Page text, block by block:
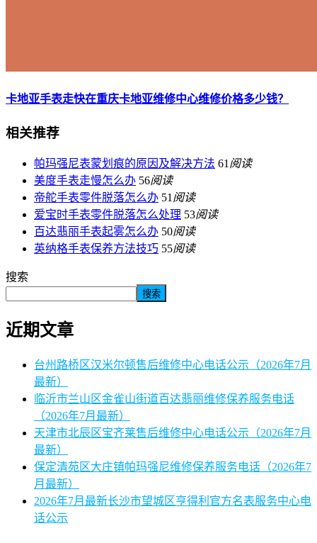
卡地亚手表走快在重庆卡地亚维修中心维修价格多少钱？
相关推荐
帕玛强尼表蒙划痕的原因及解决方法 61 阅读
美度手表走慢怎么办 56阅读
帝舵手表零件脱落怎么办 51 阅读
爱宝时手表零件脱落怎么处理 53阅读
百达翡丽手表起雾怎么办 50阅读
英纳格手表保养方法技巧 55阅读
搜索
搜索
近期文章
台州路桥区汉米尔顿售后维修中心电话公示（2026年7月
最新）
临沂市兰山区金雀山街道百达翡丽维修保养服务电话
（2026年7月最新）
天津市北辰区宝齐莱售后维修中心电话公示（2026年7月
最新）
保定清苑区大庄镇帕玛强尼维修保养服务电话（2026年7
月最新）
2026年7月最新长沙市望城区亨得利官方名表服务中心电
话公示